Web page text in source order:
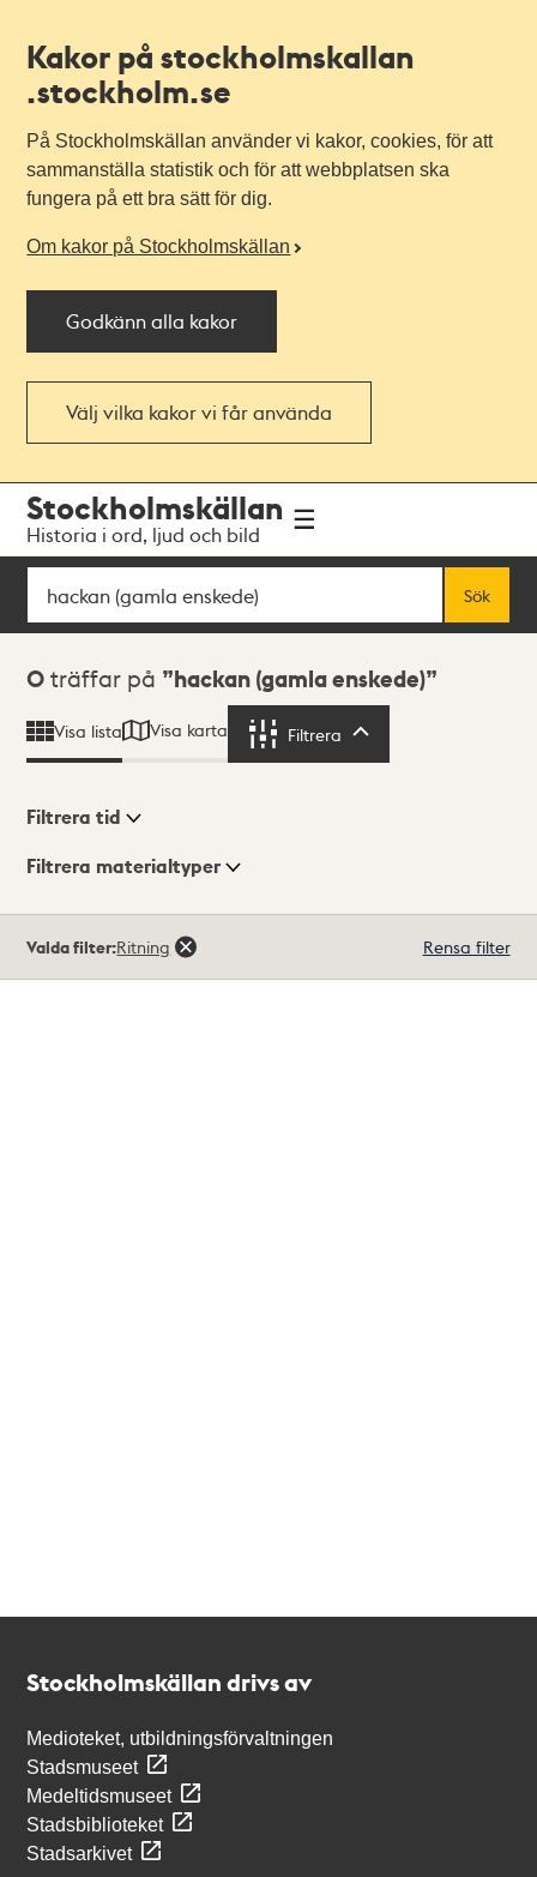
Kakor på stockholmskallan
.stockholm.se
På Stockholmskällan använder vi kakor, cookies, för att
sammanställa statistik och för att webbplatsen ska
fungera på ett bra sätt för dig.
Om kakor på Stockholmskällan
Godkänn alla kakor
Välj vilka kakor vi får använda
navigationen
huvudinnehållet
Stockholmskällan
Historia i ord, ljud och bild
Sök
Sök
Sökresultat
0 träffar på hackan (gamla enskede)
Visa lista Visa karta Filtrera
Visningsläge
Filtrera tid
Filtrera materialtyper
träffar
Valda filter:Ritning Rensa filter
Stockholmskällan drivs av
Medioteket, utbildningsförvaltningen
Stadsmuseet
Medeltidsmuseet
Stadsbiblioteket
Stadsarkivet